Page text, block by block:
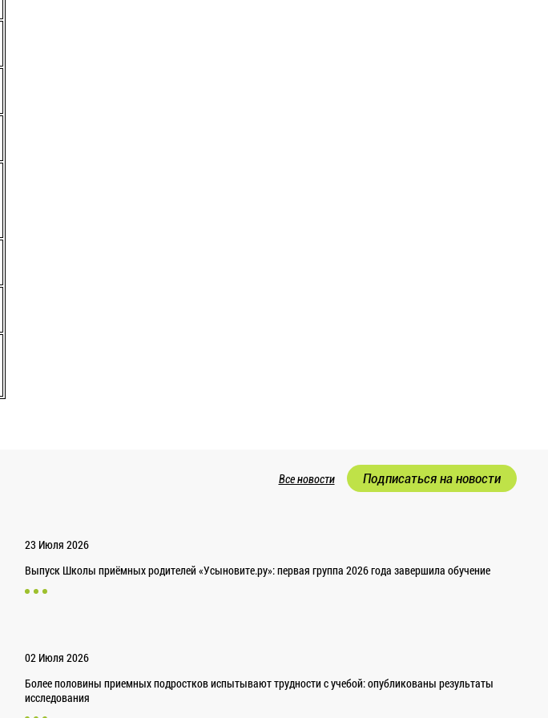
Все новости Подписаться на новости
23 Июля 2026
Выпуск Школы приёмных родителей «Усыновите.ру»: первая группа 2026 года завершила обучение
02 Июля 2026
Более половины приемных подростков испытывают трудности с учебой: опубликованы результаты
исследования